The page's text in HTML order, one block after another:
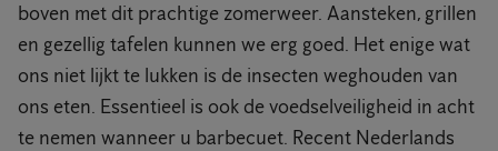
boven met dit prachtige zomerweer. Aansteken, grillen
en gezellig tafelen kunnen we erg goed. Het enige wat
ons niet lijkt te lukken is de insecten weghouden van
ons eten. Essentieel is ook de voedselveiligheid in acht
te nemen wanneer u barbecuet. Recent Nederlands